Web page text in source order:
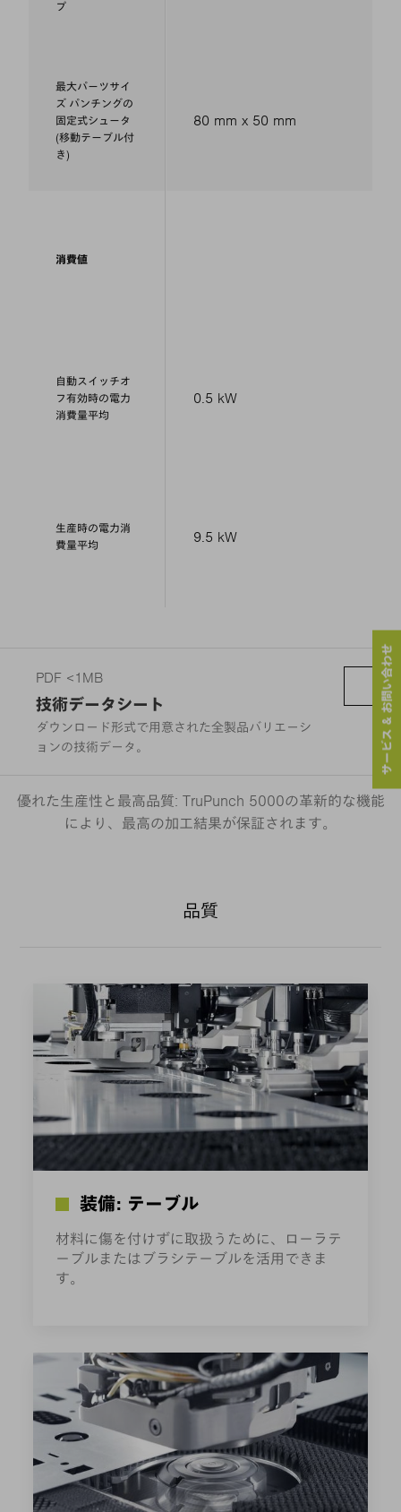
プ
最大パーツサイ
ズ パンチングの
固定式シュータ
(移動テーブル付
き)
消費値
自動スイッチオ
フ有効時の電力
消費量平均
生産時の電力消
費量平均
80 mm x 50 mm
0.5 kW
9.5 kW
PDF <1MB
技術データシート
ダウンロード形式で用意された全製品バリエーシ
ョンの技術データ。
優れた生産性と最高品質: TruPunch 5000の革新的な機能
により、最高の加工結果が保証されます。
品質
装備: テーブル
材料に傷を付けずに取扱うために、ローラテ
ーブルまたはブラシテーブルを活用できま
す。
サービス & お問い合わせ